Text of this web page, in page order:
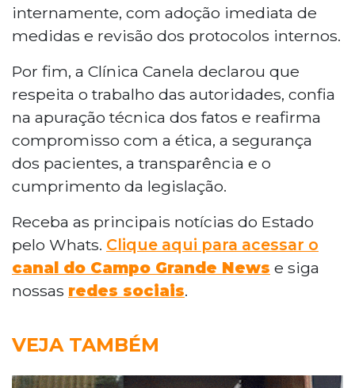
internamente, com adoção imediata de
medidas e revisão dos protocolos internos.
Por fim, a Clínica Canela declarou que
respeita o trabalho das autoridades, confia
na apuração técnica dos fatos e reafirma
compromisso com a ética, a segurança
dos pacientes, a transparência e o
cumprimento da legislação.
Receba as principais notícias do Estado
pelo Whats. Clique aqui para acessar o
canal do Campo Grande News e siga
nossas redes sociais.
VEJA TAMBÉM